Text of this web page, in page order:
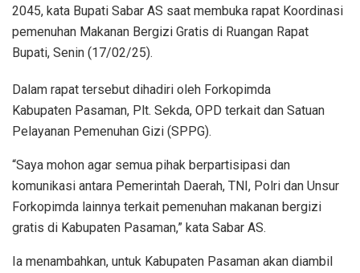
2045, kata Bupati Sabar AS saat membuka rapat Koordinasi
pemenuhan Makanan Bergizi Gratis di Ruangan Rapat
Bupati, Senin (17/02/25).
Dalam rapat tersebut dihadiri oleh Forkopimda
Kabupaten Pasaman, Plt. Sekda, OPD terkait dan Satuan
Pelayanan Pemenuhan Gizi (SPPG).
“Saya mohon agar semua pihak berpartisipasi dan
komunikasi antara Pemerintah Daerah, TNI, Polri dan Unsur
Forkopimda lainnya terkait pemenuhan makanan bergizi
gratis di Kabupaten Pasaman,” kata Sabar AS.
Ia menambahkan, untuk Kabupaten Pasaman akan diambil